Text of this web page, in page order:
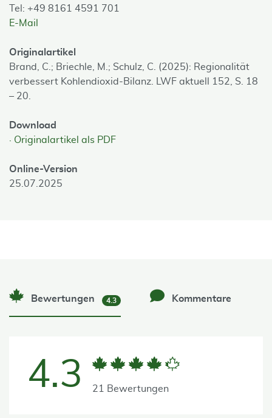
Tel: +49 8161 4591 701
E-Mail
Originalartikel
Brand, C.; Briechle, M.; Schulz, C. (2025): Regionalität
verbessert Kohlendioxid-Bilanz. LWF aktuell 152, S. 18
– 20.
Download
Originalartikel als PDF
Online-Version
25.07.2025
Bewertungen 4.3 Kommentare
4.3 21 Bewertungen